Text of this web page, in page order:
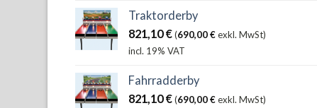
Traktorderby
821,10€ (690,00€exkl. MwSt)
incl. 19% VAT
Fahrradderby
821,10€ (690,00€exkl. MwSt)